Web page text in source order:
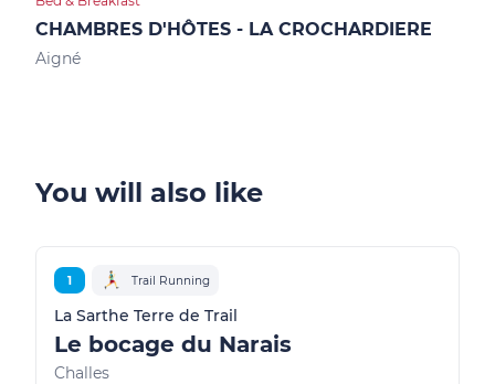
CHAMBRES D'HÔTES - LA CROCHARDIERE
Aigné
You will also like
1 Trail Running
La Sarthe Terre de Trail
Le bocage du Narais
Challes